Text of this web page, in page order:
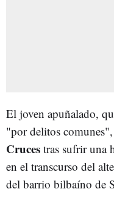
El joven apuñalado,
"por delitos
Cruces tras sufrir una
en el transcurso del
del barrio bilbaíno de